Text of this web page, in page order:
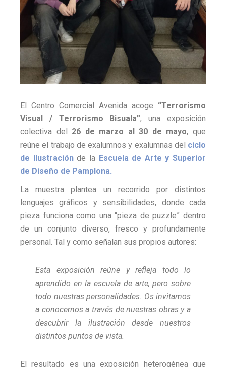
El Centro Comercial Avenida acoge “Terrorismo
Visual / Terrorismo Bisuala”, una exposición
colectiva del 26 de marzo al 30 de mayo, que
reúne el trabajo de exalumnos y exalumnas del ciclo
de Ilustraciónde la Escuela de Arte y Superior
de Diseño de Pamplona.
La muestra plantea un recorrido por distintos
lenguajes gráficos y sensibilidades, donde cada
pieza funciona como una “pieza de puzzle” dentro
de un conjunto diverso, fresco y profundamente
personal. Tal y como señalan sus propios autores:
Esta exposición reúne y refleja todo lo
aprendido en la escuela de arte, pero sobre
todo nuestras personalidades. Os invitamos
a conocernos a través de nuestras obras y a
descubrir la ilustración desde nuestros
distintos puntos de vista.
El resultado es una exposición heterogénea que